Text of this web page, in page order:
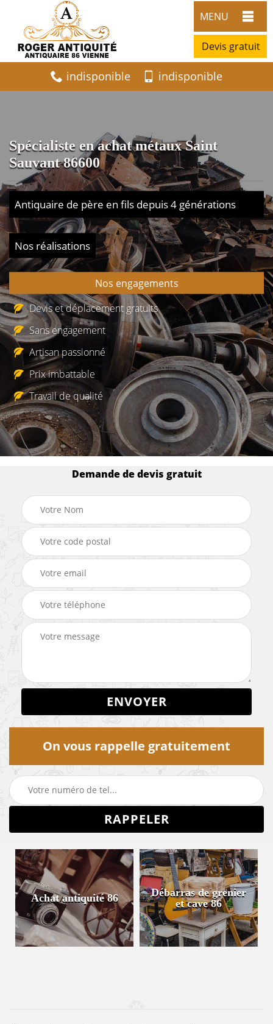
MENU
Devis gratuit
indisponible indisponible
Spécialiste en achat métaux Saint
Sauvant 86600
Antiquaire de père en fils depuis 4 générations
Nos réalisations
Nos engagements
Devis et déplacement gratuits
Sans engagement
Artisan passionné
Prix imbattable
Travail de qualité
Demande de devis gratuit
On vous rappelle gratuitement
Achat antiquité 86
Débarras de grenier
et cave 86